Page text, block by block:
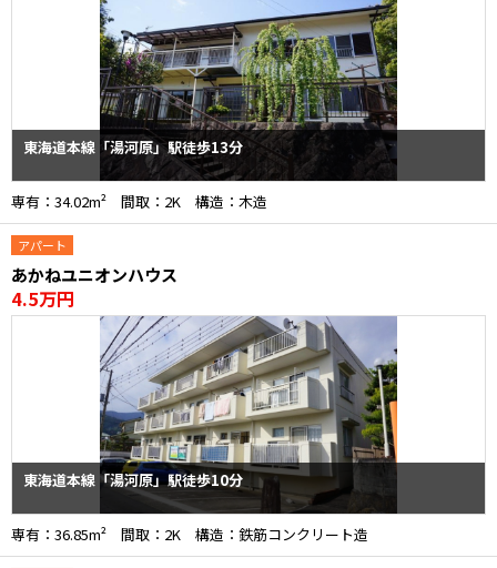
東海道本線「湯河原」駅徒歩13分
専有：34.02m² 間取：2K 構造：木造
アパート
あかねユニオンハウス
4.5万円
東海道本線「湯河原」駅徒歩10分
専有：36.85m² 間取：2K 構造：鉄筋コンクリート造